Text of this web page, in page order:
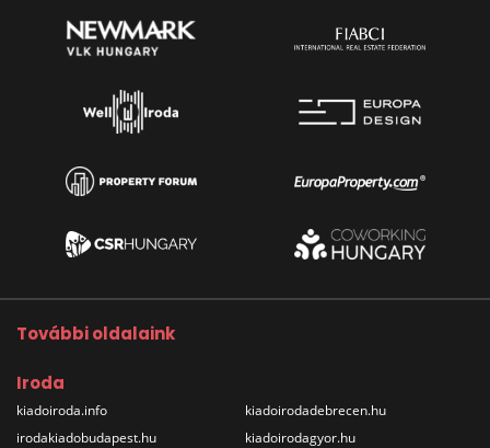
További oldalaink
Iroda
kiadoiroda.info
irodakiadobudapest.hu
kiadoirodadebrecen.hu
kiadoirodagyor.hu